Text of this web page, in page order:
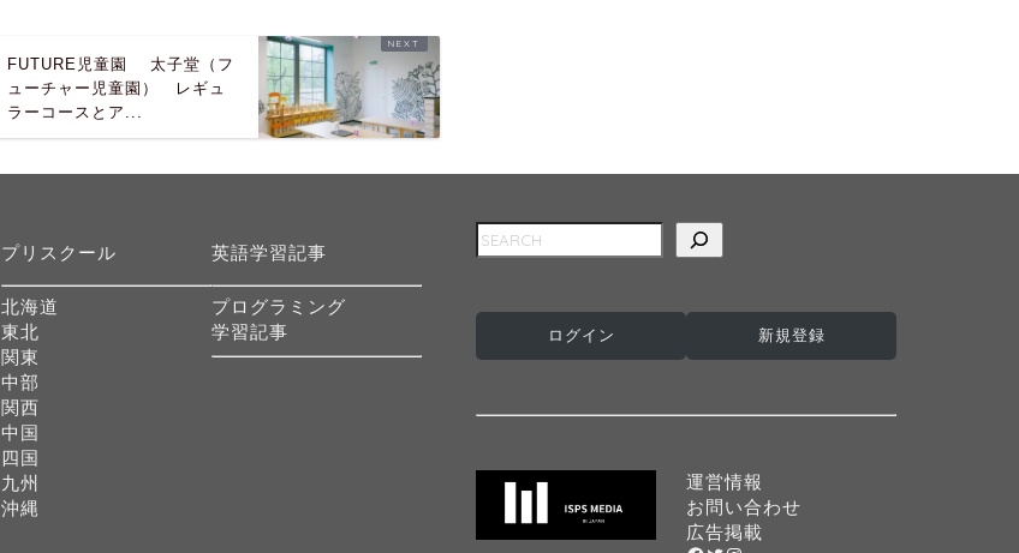
FUTURE児童園 太子堂（フ
ューチャー児童園） レギュ
ラーコースとア...
プリスクール
北海道
東北
関東
中部
関西
中国
四国
九州
沖縄
英語学習記事
プログラミング
学習記事
検索
ログイン 新規登録
運営情報
お問い合わせ
広告掲載